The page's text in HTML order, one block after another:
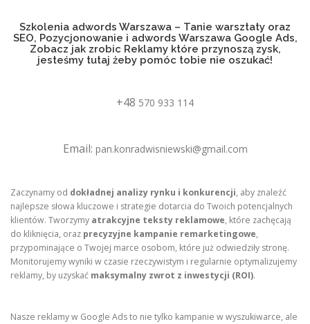
Szkolenia adwords Warszawa – Tanie warsztaty oraz
SEO, Pozycjonowanie i adwords Warszawa Google Ads,
Zobacz jak zrobic Reklamy które przynoszą zysk,
jesteśmy tutaj żeby pomóc tobie nie oszukać!
+48 570 933 114
Email: pan.konradwisniewski@gmail.com
Zaczynamy od dokładnej analizy rynku i konkurencji, aby znaleźć
najlepsze słowa kluczowe i strategie dotarcia do Twoich potencjalnych
klientów. Tworzymy atrakcyjne teksty reklamowe, które zachęcają
do kliknięcia, oraz precyzyjne kampanie remarketingowe,
przypominające o Twojej marce osobom, które już odwiedziły stronę.
Monitorujemy wyniki w czasie rzeczywistym i regularnie optymalizujemy
reklamy, by uzyskać maksymalny zwrot z inwestycji (ROI).
Nasze reklamy w Google Ads to nie tylko kampanie w wyszukiwarce, ale